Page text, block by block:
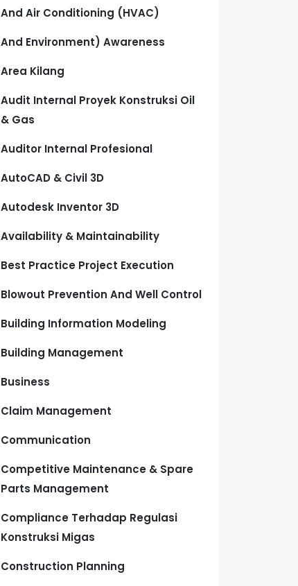
And Air Conditioning (HVAC)
And Environment) Awareness
Area Kilang
Audit Internal Proyek Konstruksi Oil
& Gas
Auditor Internal Profesional
AutoCAD & Civil 3D
Autodesk Inventor 3D
Availability & Maintainability
Best Practice Project Execution
Blowout Prevention And Well Control
Building Information Modeling
Building Management
Business
Claim Management
Communication
Competitive Maintenance & Spare
Parts Management
Compliance Terhadap Regulasi
Konstruksi Migas
Construction Planning